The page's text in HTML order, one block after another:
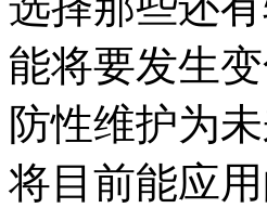
能将要发生
防性维护为
将目前能应